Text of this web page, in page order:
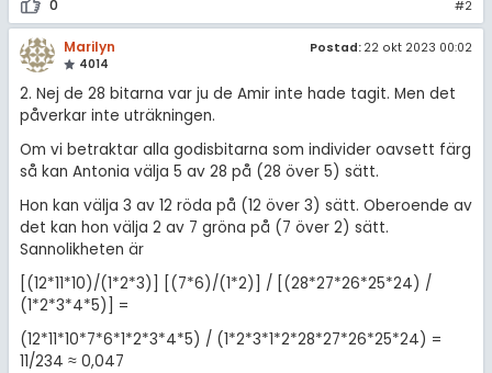
0 #2
Marilyn
4014
Postad: 22 okt 2023 00:02
2. Nej de 28 bitarna var ju de Amir inte hade tagit. Men det
påverkar inte uträkningen.
Om vi betraktar alla godisbitarna som individer oavsett färg
så kan Antonia välja 5 av 28 på (28 över 5) sätt.
Hon kan välja 3 av 12 röda på (12 över 3) sätt. Oberoende av
det kan hon välja 2 av 7 gröna på (7 över 2) sätt.
Sannolikheten är
[(12*11*10)/(1*2*3)] [(7*6)/(1*2)] / [(28*27*26*25*24) /
(1*2*3*4*5)] =
(12*11*10*7*6*1*2*3*4*5) / (1*2*3*1*2*28*27*26*25*24) =
11/234 ≈ 0,047